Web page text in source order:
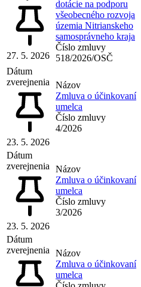
27. 5. 2026
dotácie na podporu
všeobecného rozvoja
územia Nitrianskeho
samosprávneho kraja
Číslo zmluvy
518/2026/OSČ
Dátum
zverejnenia
23. 5. 2026
Názov
Zmluva o účinkovaní
umelca
Číslo zmluvy
4/2026
Dátum
zverejnenia
23. 5. 2026
Názov
Zmluva o účinkovaní
umelca
Číslo zmluvy
3/2026
Dátum
zverejnenia
Názov
Zmluva o účinkovaní
umelca